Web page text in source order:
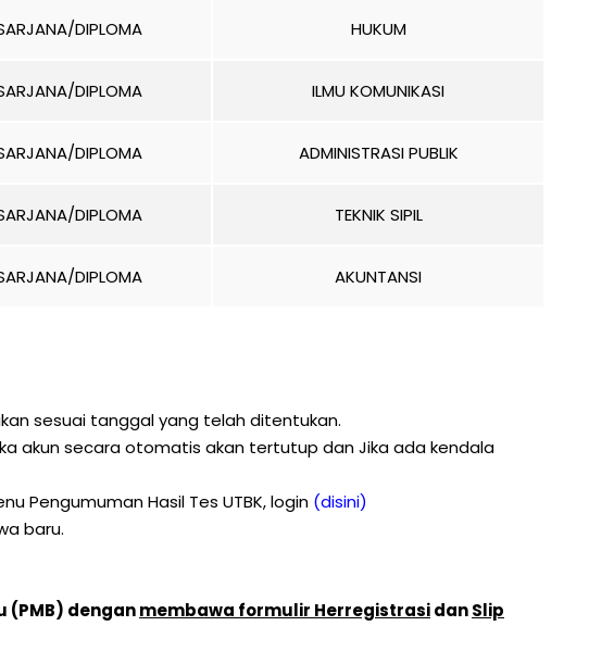
DIPLOMA HUKUM
DIPLOMA ILMU KOMUNIKASI
DIPLOMA ADMINISTRASI PUBLIK
DIPLOMA TEKNIK SIPIL
DIPLOMA AKUNTANSI
sesuai tanggal yang telah ditentukan.
akun secara otomatis akan tertutup dan Jika ada kendala
Pengumuman Hasil Tes UTBK, login (disini)
baru.
(PMB) denganmembawa formulir HerregistrasidanSlip